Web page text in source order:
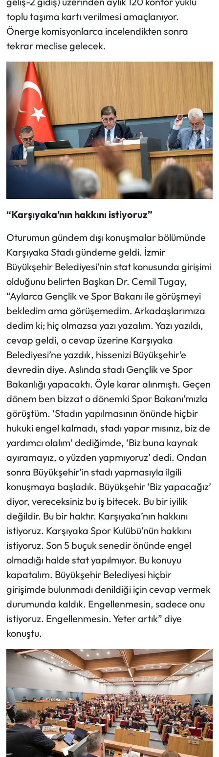
toplu taşıma kartı verilmesi amaçlanıyor.
Önerge komisyonlarca incelendikten sonra
tekrar meclise gelecek.
“Karşıyaka’nın hakkını istiyoruz”
Oturumun gündem dışı konuşmalar bölümünde
Karşıyaka Stadı gündeme geldi. İzmir
Büyükşehir Belediyesi’nin stat konusunda girişimi
olduğunu belirten Başkan Dr. Cemil Tugay,
“Aylarca Gençlik ve Spor Bakanı ile görüşmeyi
bekledim ama görüşemedim. Arkadaşlarımıza
dedim ki; hiç olmazsa yazı yazalım. Yazı yazıldı,
cevap geldi, o cevap üzerine Karşıyaka
Belediyesi’ne yazdık, hissenizi Büyükşehir’e
devredin diye. Aslında stadı Gençlik ve Spor
Bakanlığı yapacaktı. Öyle karar alınmıştı. Geçen
dönem ben bizzat o dönemki Spor Bakanı’mızla
görüştüm. ‘Stadın yapılmasının önünde hiçbir
hukuki engel kalmadı, stadı yapar mısınız, biz de
yardımcı olalım’ dediğimde, ‘Biz buna kaynak
ayıramayız, o yüzden yapmıyoruz’ dedi. Ondan
sonra Büyükşehir’in stadı yapmasıyla ilgili
konuşmaya başladık. Büyükşehir ‘Biz yapacağız’
diyor, vereceksiniz bu iş bitecek. Bu bir iyilik
değildir. Bu bir haktır. Karşıyaka’nın hakkını
istiyoruz. Karşıyaka Spor Kulübü’nün hakkını
istiyoruz. Son 5 buçuk senedir önünde engel
olmadığı halde stat yapılmıyor. Bu konuyu
kapatalım. Büyükşehir Belediyesi hiçbir
girişimde bulunmadı denildiği için cevap vermek
durumunda kaldık. Engellenmesin, sadece onu
istiyoruz. Engellenmesin. Yeter artık” diye
konuştu.